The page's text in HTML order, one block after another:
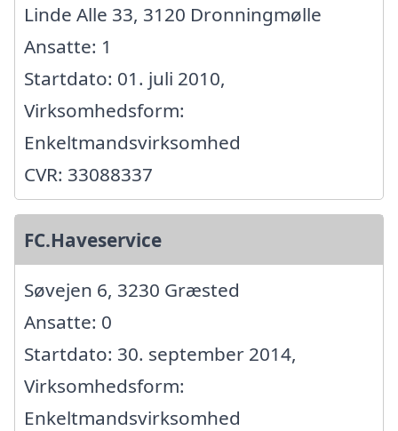
Linde Alle 33, 3120 Dronningmølle
Ansatte: 1
Startdato: 01. juli 2010,
Virksomhedsform:
Enkeltmandsvirksomhed
CVR: 33088337
FC.Haveservice
Søvejen 6, 3230 Græsted
Ansatte: 0
Startdato: 30. september 2014,
Virksomhedsform:
Enkeltmandsvirksomhed